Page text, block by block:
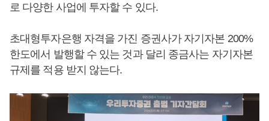
로 다양한 사업에 투자할 수 있다.
초대형투자은행 자격을 가진 증권사가 자기자본 200%
한도에서 발행할 수 있는 것과 달리 종금사는 자기자본
규제를 적용 받지 않는다.